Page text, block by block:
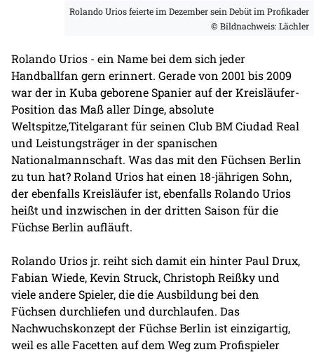
Rolando Urios feierte im Dezember sein Debüt im Profikader
© Bildnachweis: Lächler
Rolando Urios - ein Name bei dem sich jeder
Handballfan gern erinnert. Gerade von 2001 bis 2009
war der in Kuba geborene Spanier auf der Kreisläufer-
Position das Maß aller Dinge, absolute
Weltspitze,Titelgarant für seinen Club BM Ciudad Real
und Leistungsträger in der spanischen
Nationalmannschaft. Was das mit den Füchsen Berlin
zu tun hat? Roland Urios hat einen 18-jährigen Sohn,
der ebenfalls Kreisläufer ist, ebenfalls Rolando Urios
heißt und inzwischen in der dritten Saison für die
Füchse Berlin aufläuft.
Rolando Urios jr. reiht sich damit ein hinter Paul Drux,
Fabian Wiede, Kevin Struck, Christoph Reißky und
viele andere Spieler, die die Ausbildung bei den
Füchsen durchliefen und durchlaufen. Das
Nachwuchskonzept der Füchse Berlin ist einzigartig,
weil es alle Facetten auf dem Weg zum Profispieler